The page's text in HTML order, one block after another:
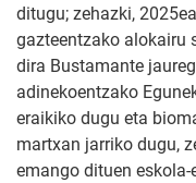
ditugu; zehazki,
gazteentzako alokairu
dira Bustamante
adinekoentzako
eraikiko dugu eta
martxan jarriko dugu,
emango dituen eskola-